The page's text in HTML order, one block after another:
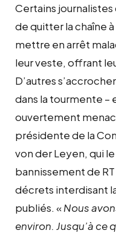
Certains
de quitter la chaîne
mettre en arrêt
leur veste, offrant
D’autres
dans la tourmente –
ouvertement
présidente de la
von der Leyen, qui
bannissement de
décrets interdisant
publiés. «Nous
environ. Jusqu’à ce